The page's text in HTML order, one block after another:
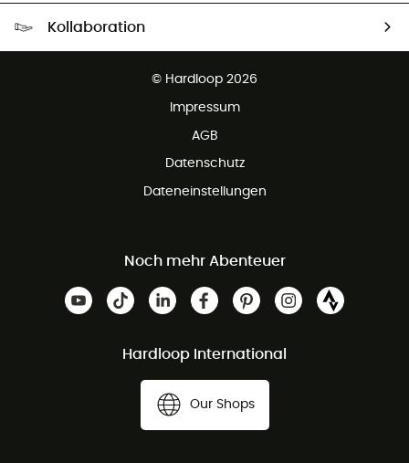
Kollaboration
© Hardloop 2026
Impressum
AGB
Datenschutz
Dateneinstellungen
Noch mehr Abenteuer
Hardloop International
Our Shops